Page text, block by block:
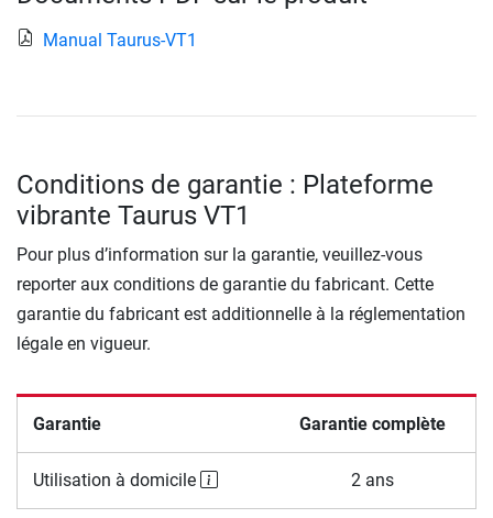
Manual Taurus-VT1
Conditions de garantie : Plateforme
vibrante Taurus VT1
Pour plus d’information sur la garantie, veuillez-vous
reporter aux conditions de garantie du fabricant. Cette
garantie du fabricant est additionnelle à la réglementation
légale en vigueur.
Garantie Garantie complète
Utilisation à domicile 2 ans